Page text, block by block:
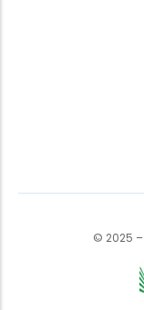
© 2025 –